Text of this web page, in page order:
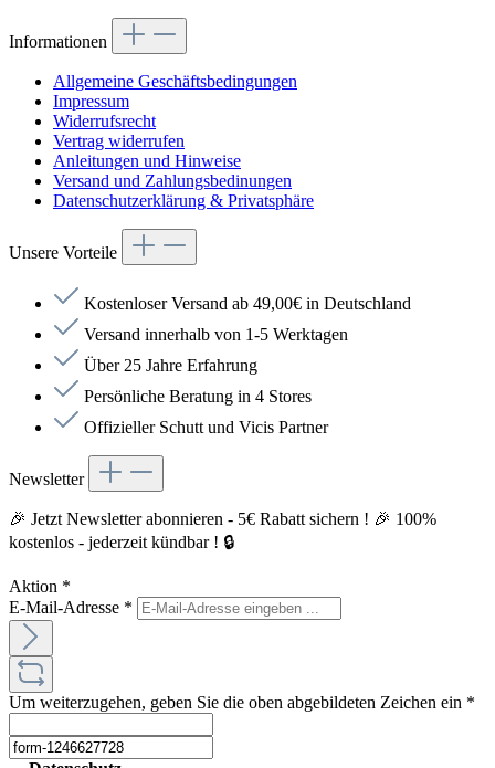
Informationen
Allgemeine Geschäftsbedingungen
Impressum
Widerrufsrecht
Vertrag widerrufen
Anleitungen und Hinweise
Versand und Zahlungsbedinungen
Datenschutzerklärung & Privatsphäre
Unsere Vorteile
Kostenloser Versand ab 49,00€ in Deutschland
Versand innerhalb von 1-5 Werktagen
Über 25 Jahre Erfahrung
Persönliche Beratung in 4 Stores
Offizieller Schutt und Vicis Partner
Newsletter
🎉 Jetzt Newsletter abonnieren - 5€ Rabatt sichern ! 🎉 100%
kostenlos - jederzeit kündbar ! 🔒
Aktion *
E-Mail-Adresse *
Um weiterzugehen, geben Sie die oben abgebildeten Zeichen ein *